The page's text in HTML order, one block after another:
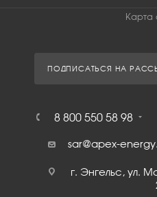
Карта
ПОДПИСАТЬСЯ НА
8 800 550 58 98
sar@apex-
г. Энгельс, ул.